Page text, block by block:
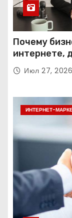
Почему
интернете,
Июл 27, 2026
ИНТЕРНЕТ-